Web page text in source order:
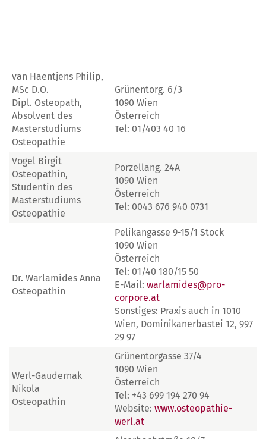
van Haentjens Philip,
MSc D.O.
Dipl. Osteopath,
Absolvent des
Masterstudiums
Osteopathie
Grünentorg. 6/3
1090 Wien
Österreich
Tel: 01/403 40 16
Vogel Birgit
Osteopathin,
Studentin des
Masterstudiums
Osteopathie
Porzellang. 24A
1090 Wien
Österreich
Tel: 0043 676 940 0731
Dr. Warlamides Anna
Osteopathin
Pelikangasse 9-15/1 Stock
1090 Wien
Österreich
Tel: 01/40 180/15 50
E-Mail: warlamides@pro-
corpore.at
Sonstiges: Praxis auch in 1010
Wien, Dominikanerbastei 12, 997
29 97
Werl-Gaudernak
Nikola
Osteopathin
Grünentorgasse 37/4
1090 Wien
Österreich
Tel: +43 699 194 270 94
Website: www.osteopathie-
werl.at